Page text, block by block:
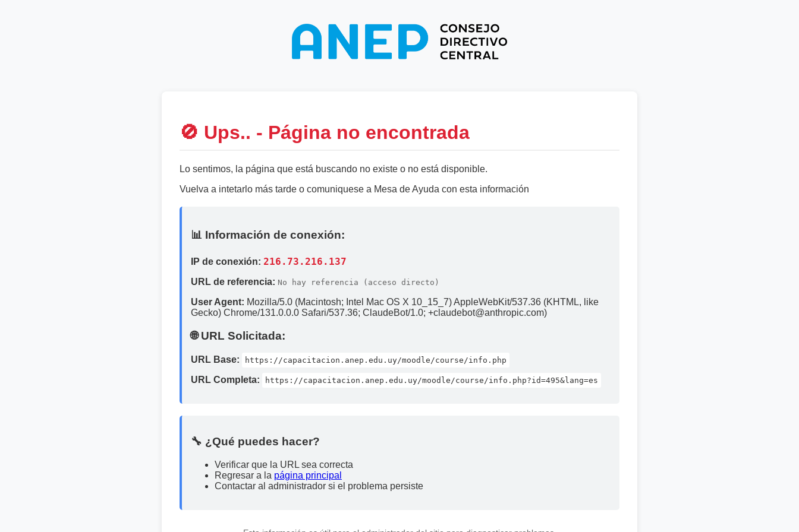
🚫 Ups.. - Página no encontrada
Lo sentimos, la página que está buscando no existe o no está disponible.
Vuelva a intetarlo más tarde o comuniquese a Mesa de Ayuda con esta información
📊 Información de conexión:
IP de conexión: 216.73.216.137
URL de referencia: No hay referencia (acceso directo)
User Agent: Mozilla/5.0 (Macintosh; Intel Mac OS X 10_15_7) AppleWebKit/537.36 (KHTML, like
Gecko) Chrome/131.0.0.0 Safari/537.36; ClaudeBot/1.0; +claudebot@anthropic.com)
🌐 URL Solicitada:
URL Base: https://capacitacion.anep.edu.uy/moodle/course/info.php
URL Completa: https://capacitacion.anep.edu.uy/moodle/course/info.php?id=495&lang=es
🔧 ¿Qué puedes hacer?
Verificar que la URL sea correcta
Regresar a la página principal
Contactar al administrador si el problema persiste